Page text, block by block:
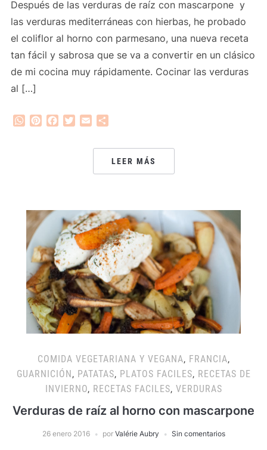
Después de las verduras de raíz con mascarpone y
las verduras mediterráneas con hierbas, he probado
el coliflor al horno con parmesano, una nueva receta
tan fácil y sabrosa que se va a convertir en un clásico
de mi cocina muy rápidamente. Cocinar las verduras
al […]
WhatsApp
PinterestFacebook
Twitter
Email
LEER MÁS
COMIDA VEGETARIANA Y VEGANA, FRANCIA,
GUARNICIÓN, PATATAS, PLATOS FACILES, RECETAS DE
INVIERNO, RECETAS FACILES, VERDURAS
Verduras de raíz al horno con mascarpone
26 enero 2016 por Valérie Aubry Sin comentarios